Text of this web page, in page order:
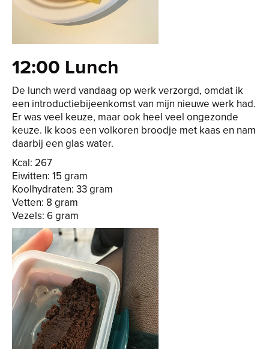
12:00 Lunch
De lunch werd vandaag op werk verzorgd, omdat ik
een introductiebijeenkomst van mijn nieuwe werk had.
Er was veel keuze, maar ook heel veel ongezonde
keuze. Ik koos een volkoren broodje met kaas en nam
daarbij een glas water.
Kcal: 267
Eiwitten: 15 gram
Koolhydraten: 33 gram
Vetten: 8 gram
Vezels: 6 gram